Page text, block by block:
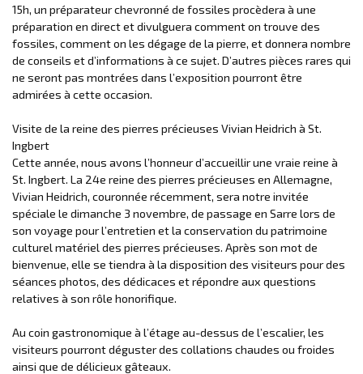
15h, un préparateur chevronné de fossiles procèdera à une
préparation en direct et divulguera comment on trouve des
fossiles, comment on les dégage de la pierre, et donnera nombre
de conseils et d’informations à ce sujet. D’autres pièces rares qui
ne seront pas montrées dans l’exposition pourront être
admirées à cette occasion.
Visite de la reine des pierres précieuses Vivian Heidrich à St.
Ingbert
Cette année, nous avons l’honneur d’accueillir une vraie reine à
St. Ingbert. La 24e reine des pierres précieuses en Allemagne,
Vivian Heidrich, couronnée récemment, sera notre invitée
spéciale le dimanche 3 novembre, de passage en Sarre lors de
son voyage pour l’entretien et la conservation du patrimoine
culturel matériel des pierres précieuses. Après son mot de
bienvenue, elle se tiendra à la disposition des visiteurs pour des
séances photos, des dédicaces et répondre aux questions
relatives à son rôle honorifique.
Au coin gastronomique à l’étage au-dessus de l’escalier, les
visiteurs pourront déguster des collations chaudes ou froides
ainsi que de délicieux gâteaux.